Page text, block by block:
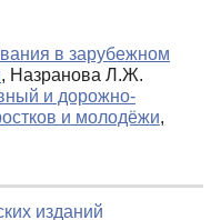
в зарубежном
, Назранова Л.Ж.
и дорожно-
и молодёжи,
изданий